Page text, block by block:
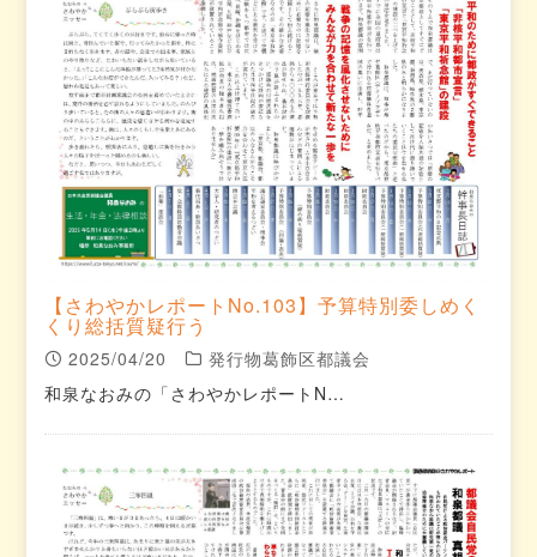
【さわやかレポートNo.103】予算特別委しめく
くり総括質疑行う
2025/04/20
発行物葛飾区都議会
和泉なおみの「さわやかレポートN…